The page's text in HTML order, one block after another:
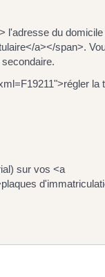
l'adresse du
a></span>.
la
sur vos <a